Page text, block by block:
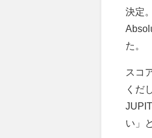
決定。
た。
スコ
くだ
い」